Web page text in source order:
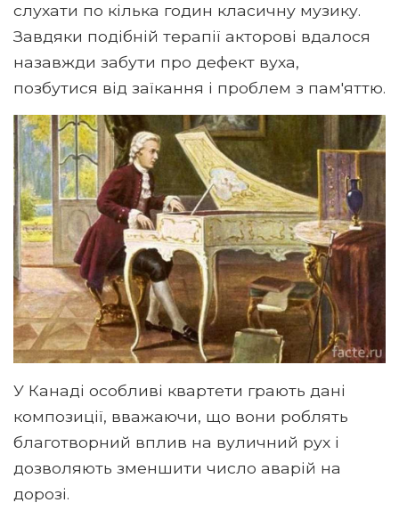
слухати по кілька годин класичну музику.
Завдяки подібній терапії акторові вдалося
назавжди забути про дефект вуха,
позбутися від заїкання і проблем з пам'яттю.
У Канаді особливі квартети грають дані
композиції, вважаючи, що вони роблять
благотворний вплив на вуличний рух і
дозволяють зменшити число аварій на
дорозі.